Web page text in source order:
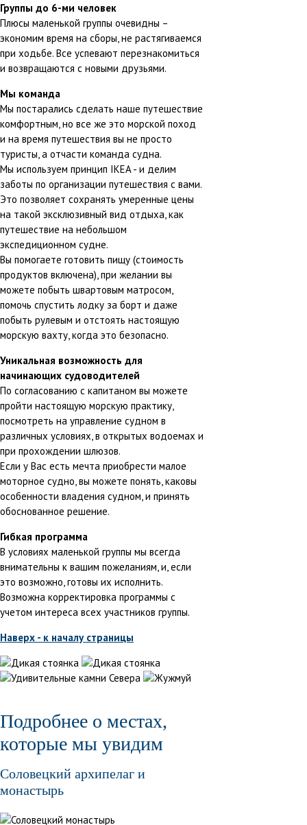
Группы до 6-ми человек
Плюсы маленькой группы очевидны –
экономим время на сборы, не растягиваемся
при ходьбе. Все успевают перезнакомиться
и возвращаются с новыми друзьями.
Мы команда
Мы постарались сделать наше путешествие
комфортным, но все же это морской поход
и на время путешествия вы не просто
туристы, а отчасти команда судна.
Мы используем принцип IKEA - и делим
заботы по организации путешествия с вами.
Это позволяет сохранять умеренные цены
на такой эксклюзивный вид отдыха, как
путешествие на небольшом
экспедиционном судне.
Вы помогаете готовить пищу (стоимость
продуктов включена), при желании вы
можете побыть швартовым матросом,
помочь спустить лодку за борт и даже
побыть рулевым и отстоять настоящую
морскую вахту, когда это безопасно.
Уникальная возможность для
начинающих судоводителей
По согласованию с капитаном вы можете
пройти настоящую морскую практику,
посмотреть на управление судном в
различных условиях, в открытых водоемах и
при прохождении шлюзов.
Если у Вас есть мечта приобрести малое
моторное судно, вы можете понять, каковы
особенности владения судном, и принять
обоснованное решение.
Гибкая программа
В условиях маленькой группы мы всегда
внимательны к вашим пожеланиям, и, если
это возможно, готовы их исполнить.
Возможна корректировка программы с
учетом интереса всех участников группы.
Наверх - к началу страницы
Подробнее о местах,
которые мы увидим
Соловецкий архипелаг и
монастырь